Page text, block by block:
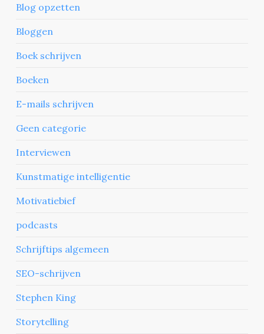
Blog opzetten
Bloggen
Boek schrijven
Boeken
E-mails schrijven
Geen categorie
Interviewen
Kunstmatige intelligentie
Motivatiebief
podcasts
Schrijftips algemeen
SEO-schrijven
Stephen King
Storytelling